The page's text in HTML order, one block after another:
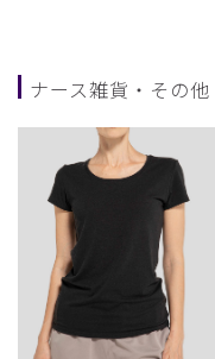
ナース雑貨・その他